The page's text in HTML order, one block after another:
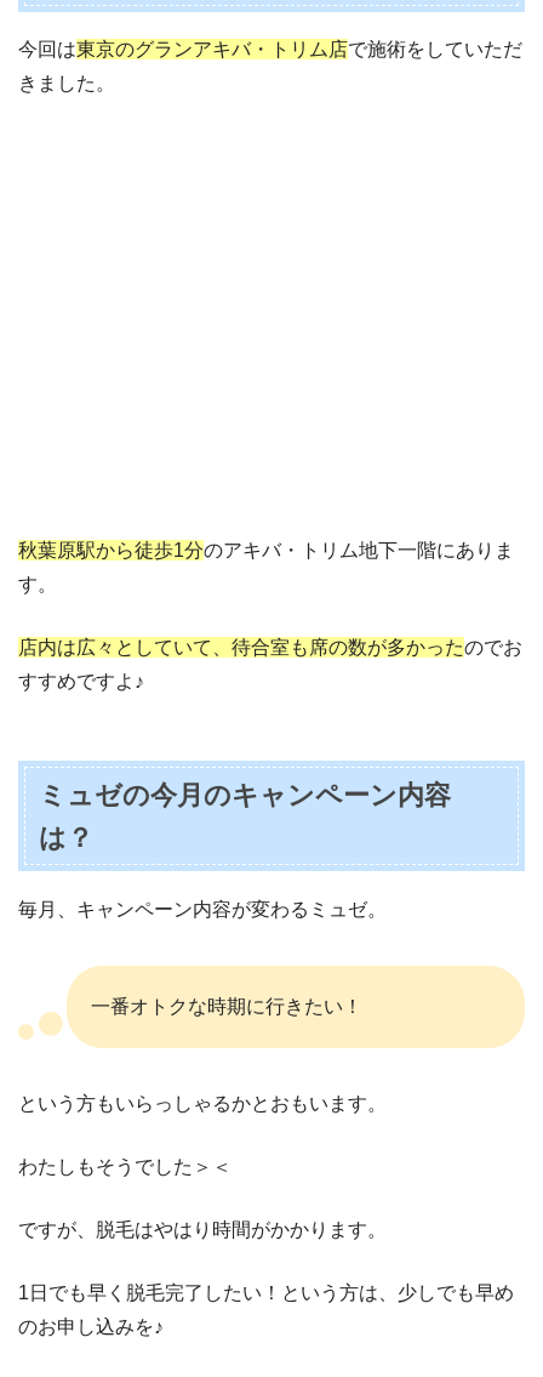
今回は東京のグランアキバ・トリム店で施術をしていただ
きました。
秋葉原駅から徒歩1分のアキバ・トリム地下一階にありま
す。
店内は広々としていて、待合室も席の数が多かったのでお
すすめですよ♪
ミュゼの今月のキャンペーン内容
は？
毎月、キャンペーン内容が変わるミュゼ。
一番オトクな時期に行きたい！
という方もいらっしゃるかとおもいます。
わたしもそうでした＞＜
ですが、脱毛はやはり時間がかかります。
1日でも早く脱毛完了したい！という方は、少しでも早め
のお申し込みを♪